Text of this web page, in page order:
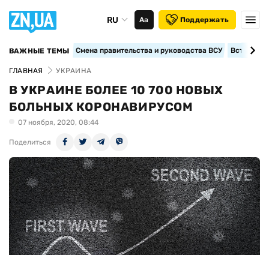
RU Аа Поддержать
ВАЖНЫЕ ТЕМЫ Смена правительства и руководства ВСУ
ГЛАВНАЯ УКРАИНА
В УКРАИНЕ БОЛЕЕ 10 700 НОВЫХ
БОЛЬНЫХ КОРОНАВИРУСОМ
07 ноября, 2020, 08:44
Поделиться